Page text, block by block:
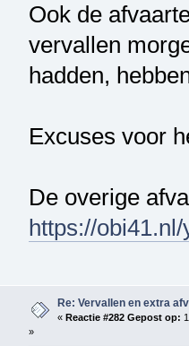
Ook de
vervallen
hadden,
Excuses voor
De overige
https://
Re: Vervallen en extra
« Reactie #282 Gepost op:
»